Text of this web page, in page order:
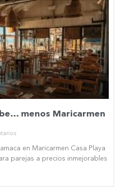
menos Maricarmen
en Maricarmen Casa Playa
parejas a precios inmejorables